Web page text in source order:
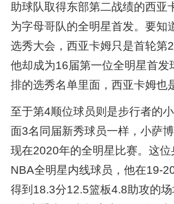
助球队取得东部第二战绩的西亚
为字母哥队的全明星首发。要知
选秀大会，西亚卡姆只是首轮第
他却成为16届第一位全明星首发
排的选秀名单里面，西亚卡姆也
至于第4顺位球员则是步行者的
面3名同届新秀球员一样，小萨
现在2020年的全明星比赛。这
NBA全明星内线球员，他在19-
得到18.3分12.5篮板4.8助攻的